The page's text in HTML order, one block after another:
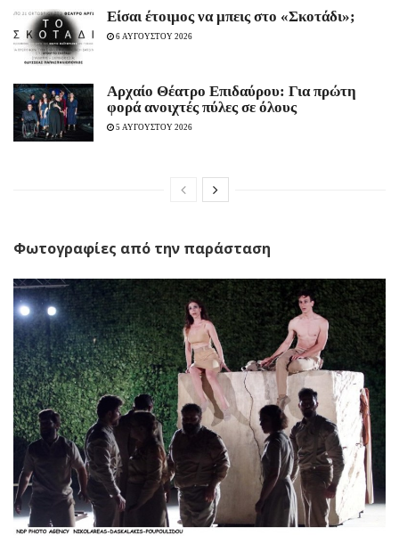
Είσαι έτοιμος να μπεις στο «Σκοτάδι»;
6 ΑΥΓΟΥΣΤΟΥ 2026
Αρχαίο Θέατρο Επιδαύρου: Για πρώτη
φορά ανοιχτές πύλες σε όλους
5 ΑΥΓΟΥΣΤΟΥ 2026
Φωτογραφίες από την παράσταση